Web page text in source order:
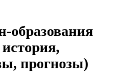
образования
прогнозы)